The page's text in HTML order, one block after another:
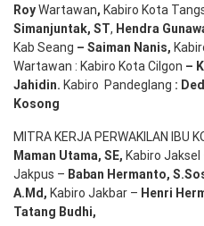
RoyWartawan, Kabiro Kota
Simanjuntak, ST, Hendra
Kab Seang – Saiman Nanis,
Wartawan : Kabiro Kota Cilgon –
Jahidin. Kabiro Pandeglang :
Kosong
MITRA KERJA PERWAKILAN IBU
Maman Utama, SE, Kabiro Jaksel
Jakpus – Baban Hermanto,
A.Md , Kabiro Jakbar – Henri
Tatang Budhi,